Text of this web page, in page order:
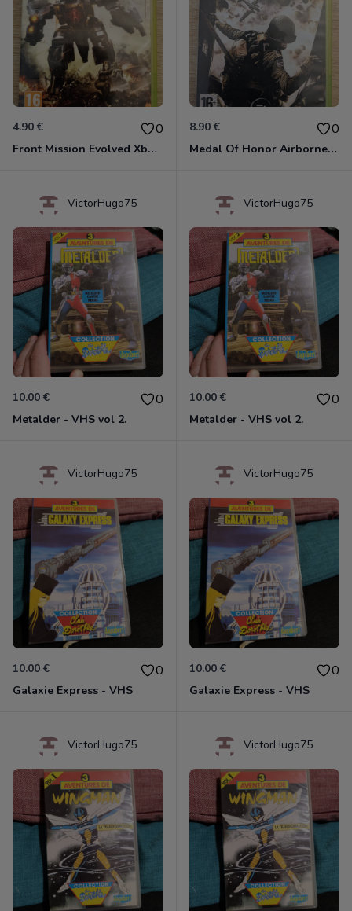
4.90 € 0
Front Mission Evolved Xbox 360
8.90 € 0
Medal Of Honor Airborne Xbox 360
VictorHugo75
10.00 € 0
Metalder - VHS vol 2.
VictorHugo75
10.00 € 0
Metalder - VHS vol 2.
VictorHugo75
10.00 € 0
Galaxie Express - VHS
VictorHugo75
10.00 € 0
Galaxie Express - VHS
VictorHugo75 VictorHugo75